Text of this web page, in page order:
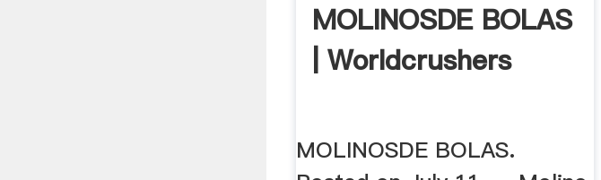
MOLINOSDE BOLAS
| Worldcrushers
MOLINOSDE BOLAS.